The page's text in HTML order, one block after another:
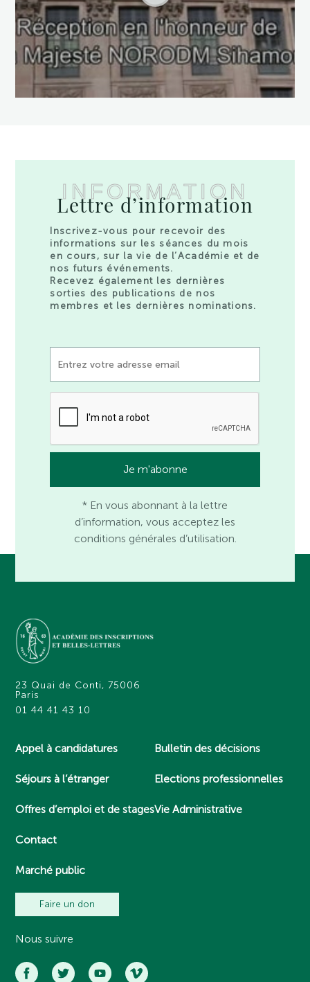
INFORMATION
Lettre d’information
Inscrivez-vous pour recevoir des
informations sur les séances du mois
en cours, sur la vie de l’Académie et de
nos futurs événements.
Recevez également les dernières
sorties des publications de nos
membres et les dernières nominations.
* En vous abonnant à la lettre
d’information, vous acceptez les
conditions générales d’utilisation.
23 Quai de Conti, 75006
Paris
01 44 41 43 10
Appel à candidatures
Séjours à l’étranger
Offres d’emploi et de stages
Contact
Marché public
Bulletin des décisions
Elections professionnelles
Vie Administrative
Faire un don
Nous suivre